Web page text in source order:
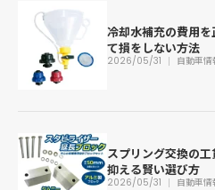
冷却水補充の費用
て損をしない方法
2026/05/31 自動車情
スプリング交換の
抑える賢い選び方
2026/05/31 自動車情